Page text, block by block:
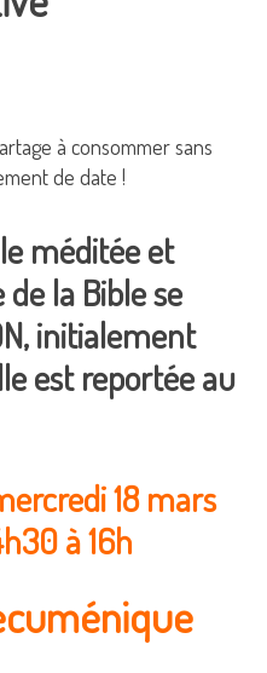
à consommer sans
de date !
méditée et
la Bible se
initialement
est reportée au
18 mars
à 16h